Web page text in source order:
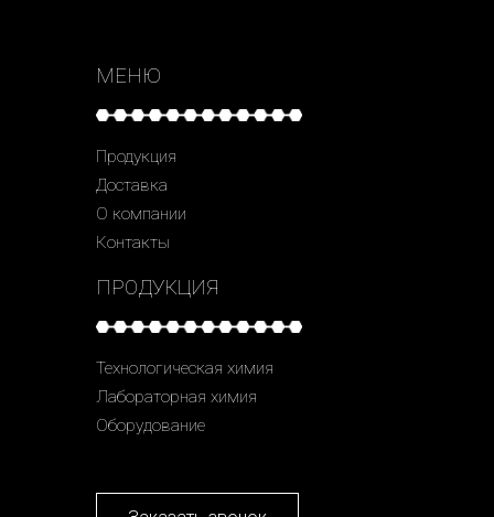
МЕНЮ
Продукция
Доставка
О компании
Контакты
ПРОДУКЦИЯ
Технологическая химия
Лабораторная химия
Оборудование